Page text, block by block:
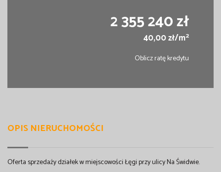
2 355 240 zł
40,00 zł/m2
Oblicz ratę kredytu
OPIS NIERUCHOMOŚCI
Oferta sprzedaży działek w miejscowości Łęgi przy ulicy Na Świdwie.